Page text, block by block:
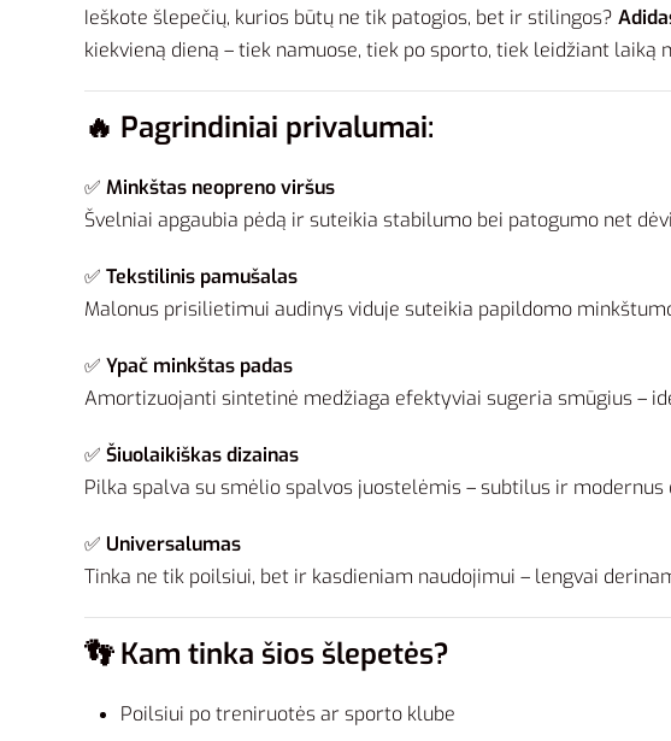
Ieškote šlepečių, kurios būtų ne tik patogios, bet ir stilingos?
kiekvieną dieną – tiek namuose, tiek po sporto, tiek leidžiant laiką
🔥 Pagrindiniai privalumai:
✅ Minkštas neopreno viršus
Švelniai apgaubia pėdą ir suteikia stabilumo bei patogumo net
✅ Tekstilinis pamušalas
Malonus prisilietimui audinys viduje suteikia papildomo
✅ Ypač minkštas padas
Amortizuojanti sintetinė medžiaga efektyviai sugeria smūgius –
✅ Šiuolaikiškas dizainas
Pilka spalva su smėlio spalvos juostelėmis – subtilus ir
✅ Universalumas
Tinka ne tik poilsiui, bet ir kasdieniam naudojimui – lengvai
👣 Kam tinka šios šlepetės?
Poilsiui po treniruotės ar sporto klube